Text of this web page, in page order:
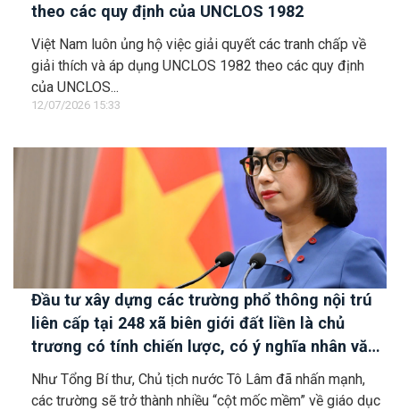
theo các quy định của UNCLOS 1982
Việt Nam luôn ủng hộ việc giải quyết các tranh chấp về
giải thích và áp dụng UNCLOS 1982 theo các quy định
của UNCLOS...
12/07/2026 15:33
Đầu tư xây dựng các trường phổ thông nội trú
liên cấp tại 248 xã biên giới đất liền là chủ
trương có tính chiến lược, có ý nghĩa nhân văn
sâu sắc
Như Tổng Bí thư, Chủ tịch nước Tô Lâm đã nhấn mạnh,
các trường sẽ trở thành nhiều “cột mốc mềm” về giáo dục